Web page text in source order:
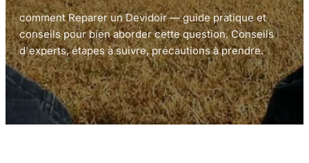
comment Reparer un Devidoir — guide pratique et
conseils pour bien aborder cette question. Conseils
d'experts, étapes à suivre, précautions à prendre.